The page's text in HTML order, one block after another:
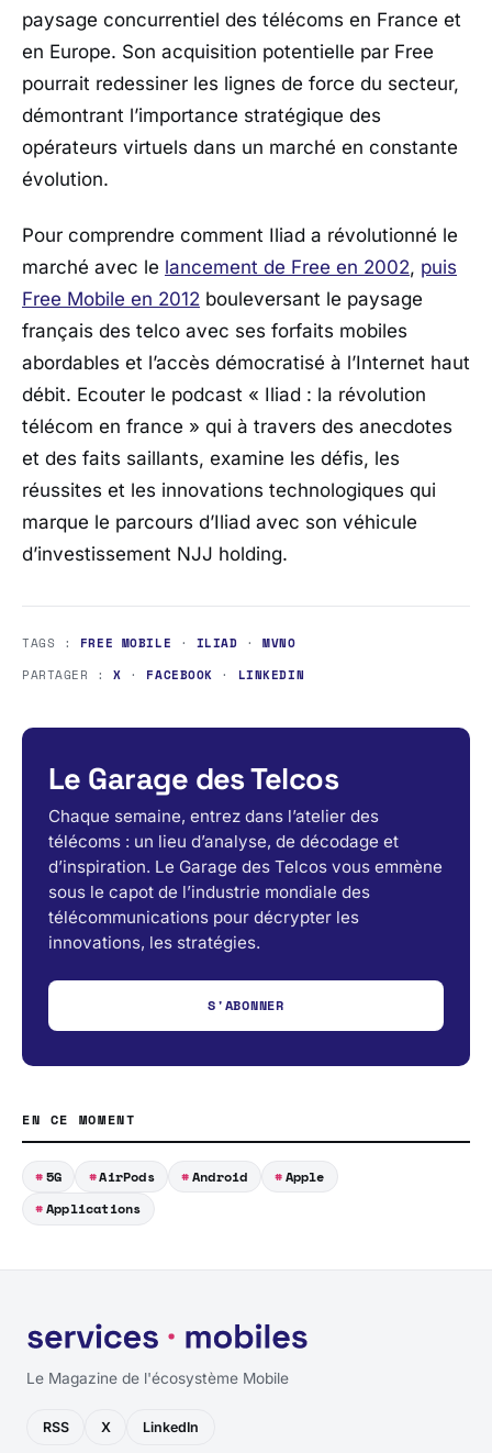
paysage concurrentiel des télécoms en France et
en Europe. Son acquisition potentielle par Free
pourrait redessiner les lignes de force du secteur,
démontrant l’importance stratégique des
opérateurs virtuels dans un marché en constante
évolution.
Pour comprendre comment Iliad a révolutionné le
marché avec le lancement de Free en 2002, puis
Free Mobile en 2012 bouleversant le paysage
français des telco avec ses forfaits mobiles
abordables et l’accès démocratisé à l’Internet haut
débit. Ecouter le podcast « Iliad : la révolution
télécom en france » qui à travers des anecdotes
et des faits saillants, examine les défis, les
réussites et les innovations technologiques qui
marque le parcours d’Iliad avec son véhicule
d’investissement NJJ holding.
TAGS : FREE MOBILE · ILIAD ·MVNO
PARTAGER :X · FACEBOOK · LINKEDIN
Le Garage des Telcos
Chaque semaine, entrez dans l’atelier des
télécoms : un lieu d’analyse, de décodage et
d’inspiration. Le Garage des Telcos vous emmène
sous le capot de l’industrie mondiale des
télécommunications pour décrypter les
innovations, les stratégies.
S'ABONNER
EN CE MOMENT
5G AirPods Android
Apple
Applications
Le Magazine de l'écosystème Mobile
RSS X LinkedIn